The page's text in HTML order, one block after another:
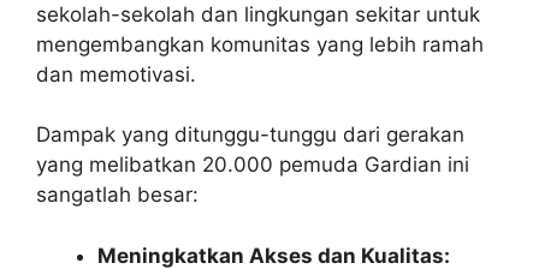
sekolah-sekolah dan lingkungan sekitar untuk
mengembangkan komunitas yang lebih ramah
dan memotivasi.
Dampak yang ditunggu-tunggu dari gerakan
yang melibatkan 20.000 pemuda Gardian ini
sangatlah besar:
Meningkatkan Akses dan Kualitas: